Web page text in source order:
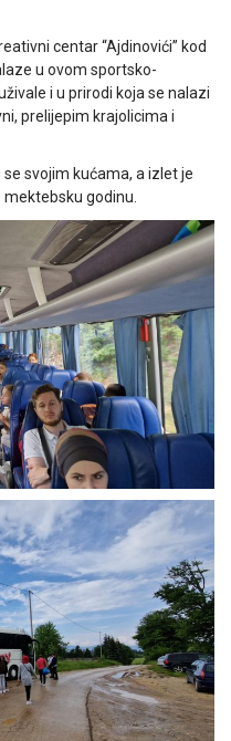
centar “Ajdinovići” kod
u ovom sportsko-
i u prirodi koja se nalazi
prelijepim krajolicima i
svojim kućama, a izlet je
godinu.